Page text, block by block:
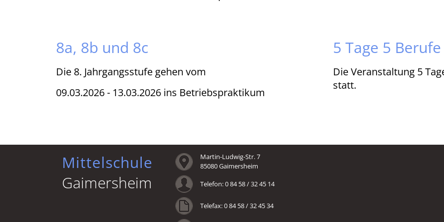
8a, 8b und 8c
Die 8. Jahrgangsstufe gehen vom
09.03.2026 - 13.03.2026 ins Betriebspraktikum
5 Tage 5 Berufe
Die Veranstaltung 5
statt.
Mittelschule
Gaimersheim
Martin-Ludwig-Str. 7
85080 Gaimersheim
Telefon: 0 84 58 / 32 45 14
Telefax: 0 84 58 / 32 45 34